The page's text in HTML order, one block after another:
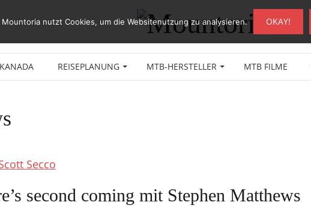
REISEPLANUNG MTB-HERSTELLER MTB FILME
second coming mit Stephen Matthews
Mountoria nutzt Cookies, um die Websitenutzung zu analysieren. OKAY!